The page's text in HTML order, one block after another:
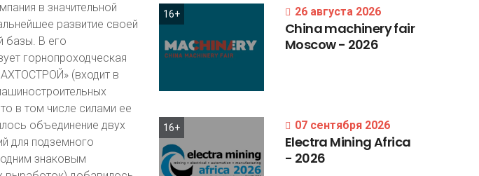
в значительной
развитие своей
базы. В его
горнопроходческая
(входит в
в том числе силами ее
объединение двух
для подземного
знаковым
16+ 26 августа 2026
Chinamachineryfair
Moscow- 2026
16+ 07 сентября 2026
Electra MiningAfrica
- 2026